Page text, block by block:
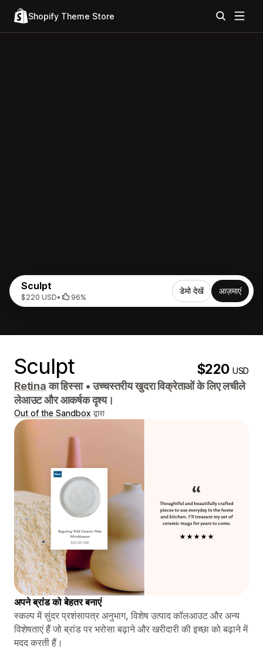
Shopify Theme Store
Sculpt
$220 USD• 96%
डेमो देखें आज़माएं
Sculpt $220USD
Retinaका हिस्सा •उच्चस्तरीय खुदरा विक्रेताओं के लिए लचीले
लेआउट और आकर्षक दृश्य।
Out of the Sandbox द्वारा
अपने ब्रांड को बेहतर बनाएं
स्कल्प में सुंदर प्रशंसापत्र अनुभाग, विशेष उत्पाद कॉलआउट और अन्य
विशेषताएं हैं जो ब्रांड पर भरोसा बढ़ाने और खरीदारी की इच्छा को बढ़ाने में
मदद करती हैं।